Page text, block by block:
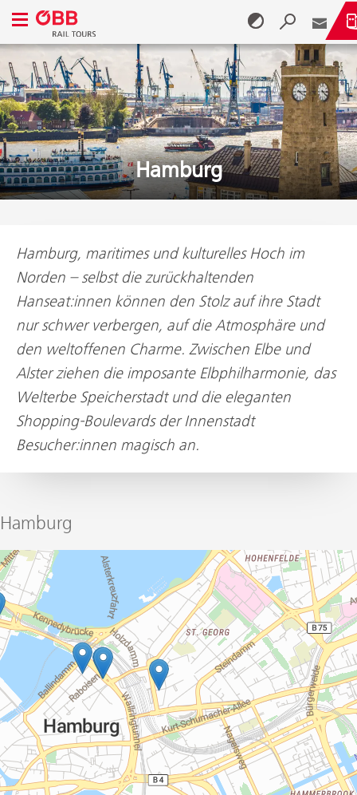
Zum Inhalt springen (Alt + 0)
Zum Menü springen (Alt + 1)
Navigationsmenü öffnen
Hamburg
Hamburg, maritimes und kulturelles Hoch im
Norden – selbst die zurückhaltenden
Hanseat:innen können den Stolz auf ihre Stadt
nur schwer verbergen, auf die Atmosphäre und
den weltoffenen Charme. Zwischen Elbe und
Alster ziehen die imposante Elbphilharmonie, das
Welterbe Speicherstadt und die eleganten
Shopping-Boulevards der Innenstadt
Besucher:innen magisch an.
Hamburg